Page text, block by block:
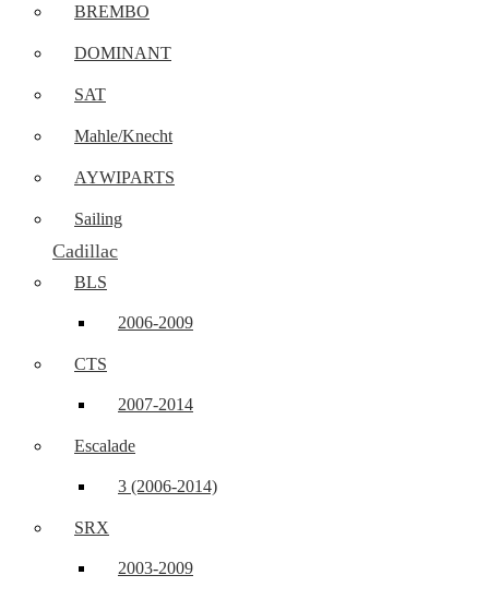
BREMBO
DOMINANT
SAT
Mahle/Knecht
AYWIPARTS
Sailing
Cadillac
BLS
2006-2009
CTS
2007-2014
Escalade
3 (2006-2014)
SRX
2003-2009